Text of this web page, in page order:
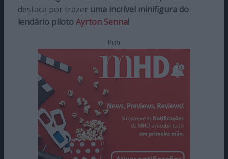
destaca por trazer uma incrível minifigura do
lendário pilotoAyrton Senna!
Pub